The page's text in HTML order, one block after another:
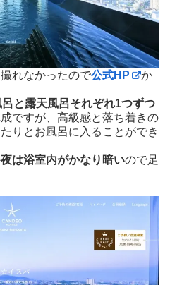
れなかったので公式HP
か
と露天風呂それぞれ1つずつ
ですが、高級感と落ち着きの
りとお風呂に入ることができ
夜は浴室内がかなり暗いので足